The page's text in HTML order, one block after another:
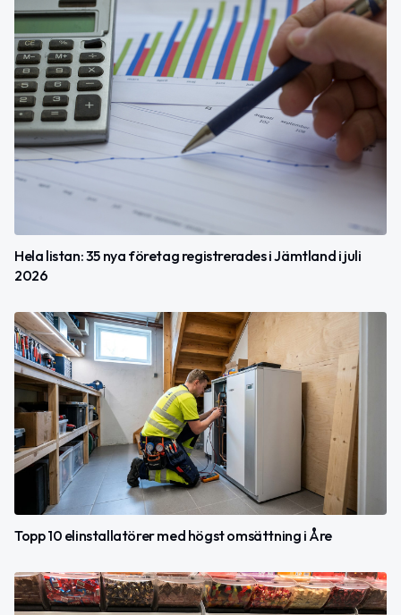
Hela listan: 35 nya företag registrerades i Jämtland i juli
2026
Topp 10 elinstallatörer med högst omsättning i Åre